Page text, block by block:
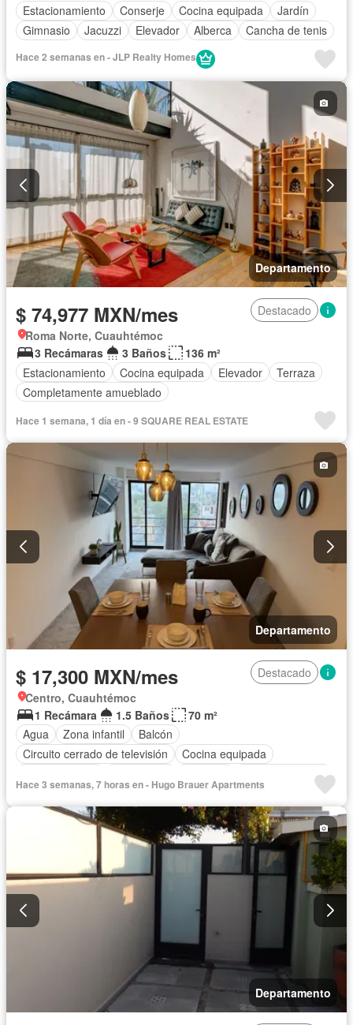
Estacionamiento
Conserje Cocina equipada
Jardín
Gimnasio
Jacuzzi Elevador Alberca Cancha de tenis
Hace 2 semanas en - JLP Realty Homes
Departamento
$ 74,977 MXN/mes
Destacado
Roma Norte, Cuauhtémoc
3 Recámaras
3 Baños
136 m²
Estacionamiento
Cocina equipada Elevador
Terraza
Completamente amueblado
Hace 1 semana, 1 día en - 9 SQUARE REAL ESTATE
Departamento
$ 17,300 MXN/mes
Destacado
Centro, Cuauhtémoc
1 Recámara
1.5 Baños
70 m²
Agua
Zona infantil
Balcón
Circuito cerrado de televisión
Cocina equipada
Estacionamiento
Recámara con closet
Azotea Seguridad
Wifi
Completamente amueblado
Hace 3 semanas, 7 horas en - Hugo Brauer Apartments
Departamento